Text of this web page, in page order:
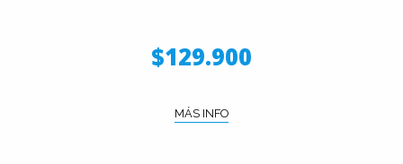
$129.900
MÁS INFO